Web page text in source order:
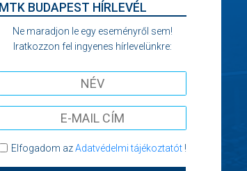
MTK BUDAPEST HÍRLEVÉL
Ne maradjon le egy eseményről sem!
Iratkozzon fel ingyenes hírlevelünkre:
Elfogadom azAdatvédelmi tájékoztatót!